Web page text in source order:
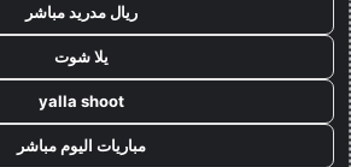
ريال مدريد مباشر
يلا شوت
yalla shoot
مباريات اليوم مباشر